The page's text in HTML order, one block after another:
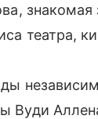
театра,
Вуди